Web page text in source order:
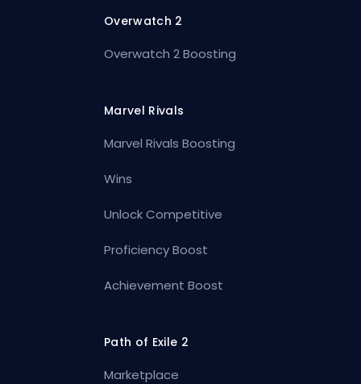
Overwatch 2
Overwatch 2 Boosting
Marvel Rivals
Marvel Rivals Boosting
Wins
Unlock Competitive
Proficiency Boost
Achievement Boost
Path of Exile 2
Marketplace